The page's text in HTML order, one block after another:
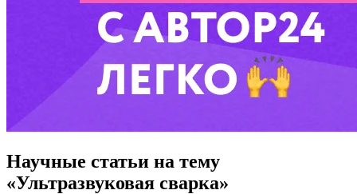
Научные статьи на тему
«Ультразвуковая сварка»